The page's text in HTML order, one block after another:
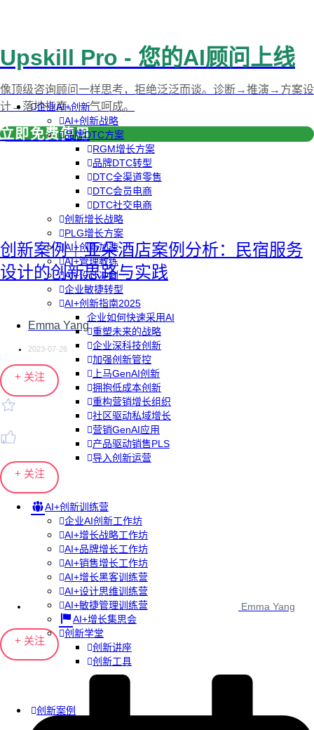
企业AI+创新
AI+创新战略
品牌DTC方案
RGM增长方案
品牌DTC转型
DTC全渠道零售
DTC会员电商
DTC社交电商
创新增长战略
PLG增长方案
AI+创新加速
AI+管理教练
AI+设计冲刺
企业敏捷转型
AI+创新指南2025
企业如何快速采用AI
重塑未来的战略
企业深科技创新
加强创新管控
上马GenAI创新
拥抱低成本创新
重构营销增长组织
社区驱动私域增长
营销GenAI应用
产品驱动销售PLS
导入创新运营
AI+创新训练营
企业AI创新工作坊
AI+增长战略工作坊
AI+品牌增长工作坊
AI+销售增长工作坊
AI+增长黑客训练营
AI+设计思维训练营
AI+敏捷管理训练营
AI+增长集思会
创新学堂
创新讲座
创新工具
创新案例
Upskill Pro - 您的AI顾问上线
像顶级咨询顾问一样思考，拒绝泛泛而谈。诊断→推演→方案设
计→落地指南，一气呵成。
立即免费使用
创新案例｜亚朵酒店案例分析：民宿服务
设计的创新思路与实践
Emma Yang
2023-07-26
+ 关注
+ 关注
Emma Yang
+ 关注